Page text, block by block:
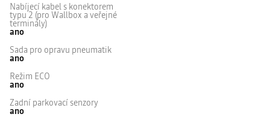
Nabíjecí kabel s konektorem
typu 2 (pro Wallbox a veřejné
terminály)
ano
Sada pro opravu pneumatik
ano
Režim ECO
ano
Zadní parkovací senzory
ano